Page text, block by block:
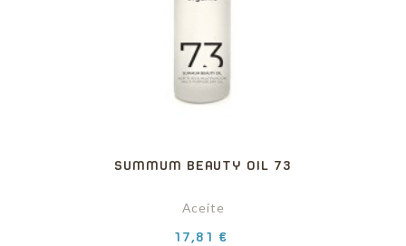
SUMMUM BEAUTY OIL 73
Aceite
Precio
17,81 €